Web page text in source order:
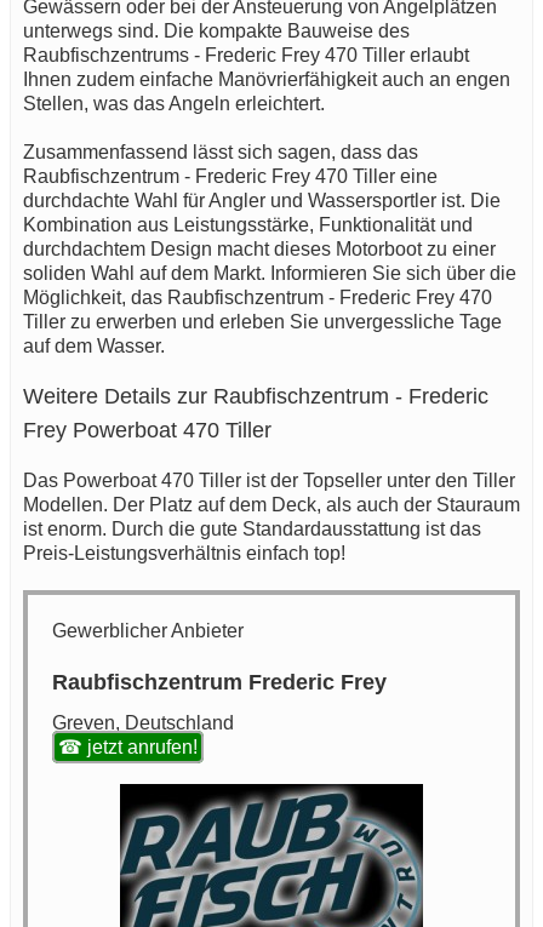
Gewässern oder bei der Ansteuerung von Angelplätzen
unterwegs sind. Die kompakte Bauweise des
Raubfischzentrums - Frederic Frey 470 Tiller erlaubt
Ihnen zudem einfache Manövrierfähigkeit auch an engen
Stellen, was das Angeln erleichtert.
Zusammenfassend lässt sich sagen, dass das
Raubfischzentrum - Frederic Frey 470 Tiller eine
durchdachte Wahl für Angler und Wassersportler ist. Die
Kombination aus Leistungsstärke, Funktionalität und
durchdachtem Design macht dieses Motorboot zu einer
soliden Wahl auf dem Markt. Informieren Sie sich über die
Möglichkeit, das Raubfischzentrum - Frederic Frey 470
Tiller zu erwerben und erleben Sie unvergessliche Tage
auf dem Wasser.
Weitere Details zur Raubfischzentrum - Frederic
Frey Powerboat 470 Tiller
Das Powerboat 470 Tiller ist der Topseller unter den Tiller
Modellen. Der Platz auf dem Deck, als auch der Stauraum
ist enorm. Durch die gute Standardausstattung ist das
Preis-Leistungsverhältnis einfach top!
Gewerblicher Anbieter
Raubfischzentrum Frederic Frey
Greven, Deutschland
☎ jetzt anrufen!